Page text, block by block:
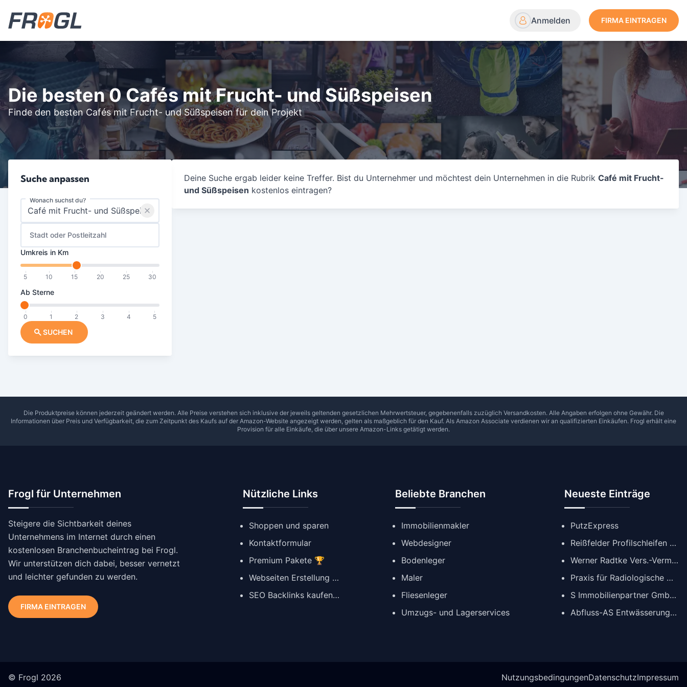
Anmelden FIRMA EINTRAGEN
Die besten 0 Cafés mit Frucht- und Süßspeisen
Finde den besten Cafés mit Frucht- und Süßspeisen für dein Projekt
Suche anpassen
Wonach suchst du?
Stadt oder Postleitzahl
Umkreis in Km
5 10 15 20 25 30
Ab Sterne
0 1 2 3 4 5
SUCHEN
Deine Suche ergab leider keine Treffer. Bist du Unternehmer und möchtest dein Unternehmen in die Rubrik Café mit Frucht-
und Süßspeisen kostenlos eintragen?
Die Produktpreise können jederzeit geändert werden. Alle Preise verstehen sich inklusive der jeweils geltenden gesetzlichen Mehrwertsteuer, gegebenenfalls zuzüglich Versandkosten. Alle Angaben erfolgen ohne Gewähr. Die
Informationen über Preis und Verfügbarkeit, die zum Zeitpunkt des Kaufs auf der Amazon-Website angezeigt werden, gelten als maßgeblich für den Kauf. Als Amazon Associate verdienen wir an qualifizierten Einkäufen. Frogl erhält eine
Provision für alle Einkäufe, die über unsere Amazon-Links getätigt werden.
Frogl für Unternehmen
Steigere die Sichtbarkeit deines
Unternehmens im Internet durch einen
kostenlosen Branchenbucheintrag bei Frogl.
Wir unterstützen dich dabei, besser vernetzt
und leichter gefunden zu werden.
FIRMA EINTRAGEN
Nützliche Links
Shoppen und sparen
Kontaktformular
Premium Pakete 🏆
Webseiten Erstellung ✨
SEO Backlinks kaufen 🔗
Beliebte Branchen
Immobilienmakler
Webdesigner
Bodenleger
Maler
Fliesenleger
Umzugs- und Lagerservices
Neueste Einträge
PutzExpress
Reißfelder Profilschleifen GmbH
Werner Radtke Vers.-Verm. GmbH
Praxis für Radiologische Diagnostik
S Immobilienpartner GmbH | Immobilienmakler Köln
Abfluss-AS Entwässerungstechnik GmbH
© Frogl 2026 NutzungsbedingungenDatenschutzImpressum